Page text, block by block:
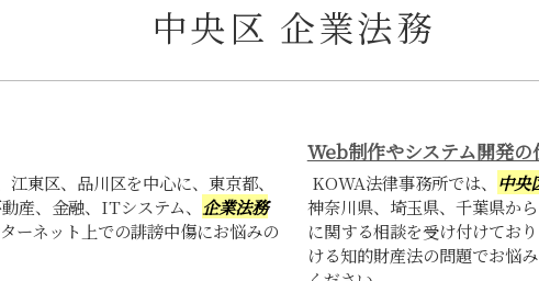
中央区 企業法務
江東区、品川区を中心に、東京都、
産、金融、ITシステム、 企業法務
ーネット上での誹謗中傷にお悩みの
Web制作やシステム開発の
KOWA法律事務所では、 中央
神奈川県、埼玉県、千葉県か
に関する相談を受け付けてお
ける知的財産法の問題でお悩